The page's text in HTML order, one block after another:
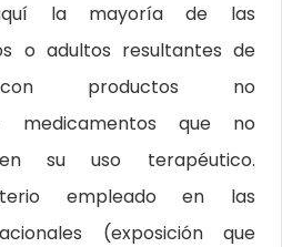
la mayoría de las
o adultos resultantes de
con productos no
medicamentos que no
su uso terapéutico.
empleado en las
(exposición que